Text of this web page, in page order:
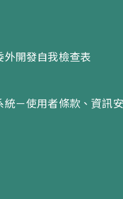
開發自我檢查表
統－使用者條款、資訊